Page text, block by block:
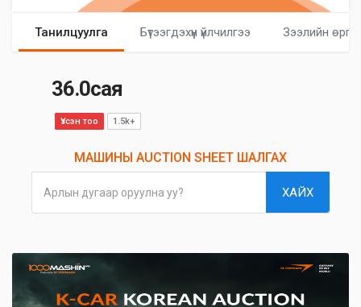
Танилцуулга Бүтээгдэхүүн үйлчилгээ Зээлийн
36.0сая
Үзсэн тоо 1.5k+
МАШИНЫ AUCTION SHEET ШАЛГАХ
Арлын дугаар оруулна уу? ХАЙХ